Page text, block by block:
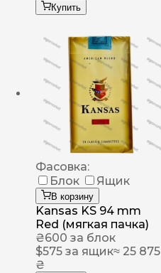
Купить
Фасовка:
Блок
Ящик
В корзину
Kansas KS 94 mm
Red (мягкая пачка)
₴600 за блок
$575 за ящик≈ 25 875
₴